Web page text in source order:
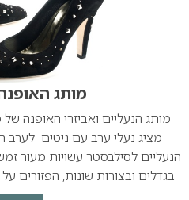
מותג
מותג הנעליים ואביזרי האופנה
מציג נעלי ערב עם ניטים לערב
הנעליים לסילבסטר עשויות מעור
בגדלים ובצורות שונות, הפזורים